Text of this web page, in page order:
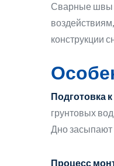
Сварные швы
конструкции
Подготовка
грунтовых
Дно засыпают
Процесс